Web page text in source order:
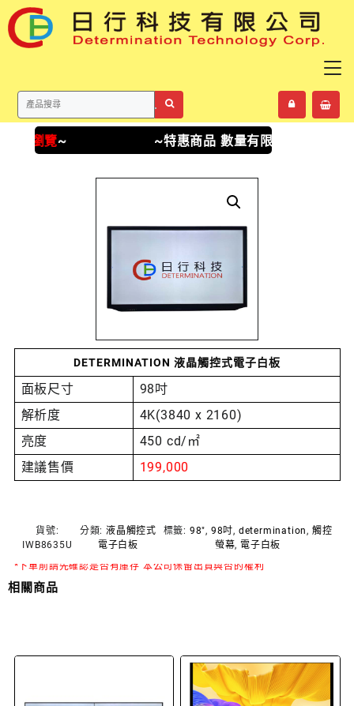
Skip
to
content
DETERMINATION 液晶觸控式電子白板
面板尺寸
98吋
解析度
4K(3840 x 2160)
亮度
450 cd/㎡
建議售價
199,000
*下單前請先確認是否有庫存 本公司保留出貨與否的權利
貨號:
IWB8635U
分類:液晶觸控式
電子白板
標籤: 98", 98吋, determination, 觸控
螢幕, 電子白板
相關商品
我瀏覽~ ~特惠商品 數量有限點我瀏覽